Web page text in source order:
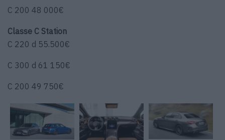
C 200 48 000€
Classe C Station
C 220 d 55.500€
C 300 d 61 150€
C 200 49 750€